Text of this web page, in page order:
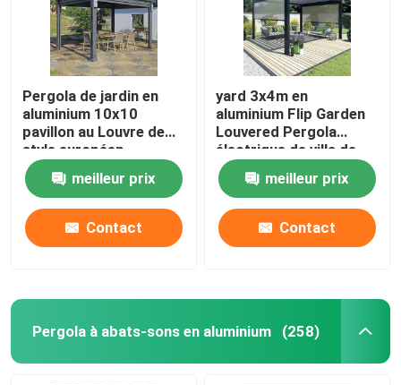
Produits
Pergola de jardin en
aluminium 10x10
pavillon au Louvre de
style européen
meilleur prix
Contact
yard 3x4m en
aluminium Flip Garden
Louvered Pergola
électrique de villa de
pergola de patio de
3x3m
meilleur prix
Contact
Pergola à abats-sons en aluminium (258)